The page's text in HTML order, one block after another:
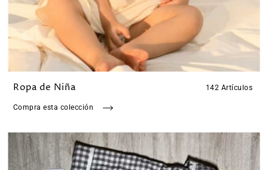
Ropa de Niña 142 Artículos
Compra esta colección